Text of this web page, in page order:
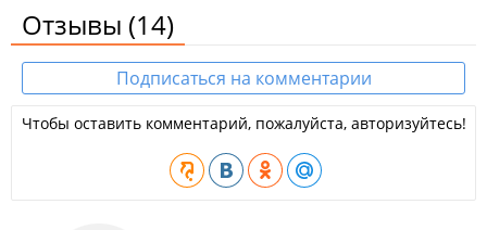
Отзывы (14)
Подписаться на комментарии
Чтобы оставить комментарий, пожалуйста, авторизуйтесь!